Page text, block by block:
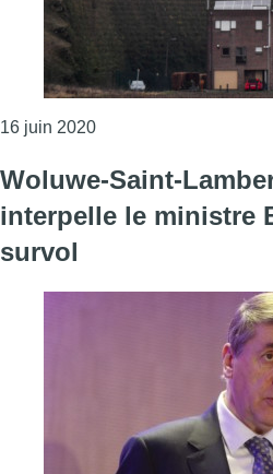
16 juin 2020Consulter l'article
Woluwe-Saint-
interpelle le ministre
survol